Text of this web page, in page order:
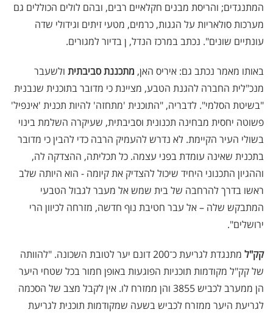
המתנגדים; והריסת מבנים חקלאיים רבים, ובהם לולים הכוללים גם
מערכות סולאריות על הגגות, כרמים, מטעי זיתים וגידולי שדה
עונתיים שונים". נכתב במרכז הנדל, ן בדיור למגורים.
באותו מאמר נכתב גם: איריס האן, מתכננת סביבתית ולשעבר
מנכ"לית החברה להגנת הטבע, מציינת כי מדובר בתוכנית שנבנית
"בשיטת הסלמי". לדבריה, "התוכנית 'מתחזה' להיות תכנית 'אינפיל'
פשוטה יחסית מבחינה תכנונית וסביבתית, שעיקרה השלמת בינוי
בשולי העיר הקיימת. לא נדרש להעמיק הרבה כדי להבין כי מדובר
בתכנית שאינה עומדת בפני עצמה. כל תכליתה, ההצדקה לה,
וההגיון התכנוני היחיד שיכול להצדיק את קיומה - הוא היותה שלב
ראשו בדרך להרחבה של בית שמש אל מעבר לגבול הטבעי
המתבקש שלה – אל עבר חטיבת נוף חדשה, מזרחה לכיוון הרי
ירושלים".
קק"ל
מתנגדת לגריעת כ־200 דונם יער לטובת השכונה. "להוותה
של קק"ל מקודמות תוכניות הפוגעות באופן חמור בכל שטחי היער
הן ממערב לכביש 3855 והן ממזרח לו. אין לקבל מצב של הסכמה
לגריעת היער ממזרח לכביש בשעה שמקודמות תוכנית לגריעת